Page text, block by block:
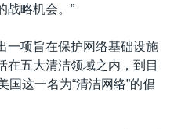
战略机会。”
一项旨在保护网络基础设施
在五大清洁领域之内，到目
国这一名为“清洁网络”的倡